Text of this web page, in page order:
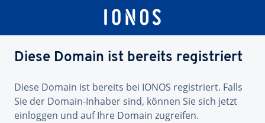
Diese Domain ist bereits registriert
Diese Domain ist bereits bei IONOS registriert. Falls
Sie der Domain-Inhaber sind, können Sie sich jetzt
einloggen und auf Ihre Domain zugreifen.